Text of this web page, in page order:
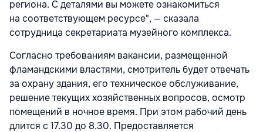
региона. С деталями вы можете ознакомиться
на соответствующем ресурсе", — сказала
сотрудница секретариата музейного комплекса.
Согласно требованиям вакансии, размещенной
фламандскими властями, смотритель будет отвечать
за охрану здания, его техническое обслуживание,
решение текущих хозяйственных вопросов, осмотр
помещений в ночное время. При этом рабочий день
длится с 17.30 до 8.30. Предоставляется